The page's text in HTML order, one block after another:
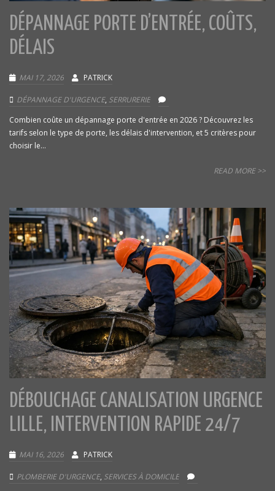
DÉPANNAGE PORTE D’ENTRÉE, COÛTS,
DÉLAIS
MAI 17, 2026 PATRICK
DÉPANNAGE D'URGENCE, SERRURERIE
Combien coûte un dépannage porte d'entrée en 2026 ? Découvrez les
tarifs selon le type de porte, les délais d'intervention, et 5 critères pour
choisir le...
READ MORE >>
DÉBOUCHAGE CANALISATION URGENCE
LILLE, INTERVENTION RAPIDE 24/7
MAI 16, 2026 PATRICK
PLOMBERIE D'URGENCE, SERVICES À DOMICILE